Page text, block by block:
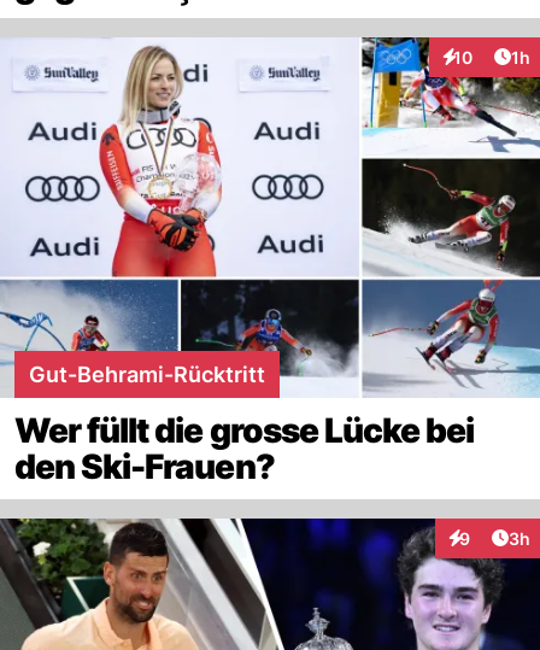
10 1h
Gut-Behrami-Rücktritt
Wer füllt die grosse Lücke bei
den Ski-Frauen?
9 3h